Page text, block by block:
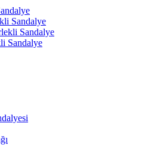
Sandalye
Sandalye
Sandalye